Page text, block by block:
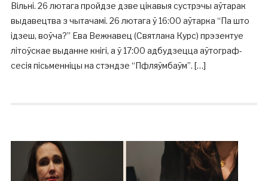
Вільні. 26 лютага пройдзе дзве цікавыя сустрэчы аўтарак
выдавецтва з чытачамі. 26 лютага ў 16:00 аўтарка “Па што
ідзеш, воўча?” Ева Вежнавец (Святлана Курс) прэзентуе
літоўскае выданне кнігі, а ў 17:00 адбудзецца аўтограф-
сесія пісьменніцы на стэндзе “Пфляўмбаўм”. […]